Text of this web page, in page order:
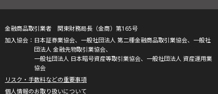
金融商品取引業者 関東財務局長（金商）第165号
日本証券業協会、一般社団法人 第二種金融商品取引業協会、一般社
団法人 金融先物取引業協会、
一般社団法人 日本暗号資産等取引業協会、一般社団法人 資産運用業
協会
リスク・手数料などの重要事項
個人情報のお取り扱いについて